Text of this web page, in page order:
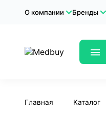
О компании Бренды
Главная Каталог